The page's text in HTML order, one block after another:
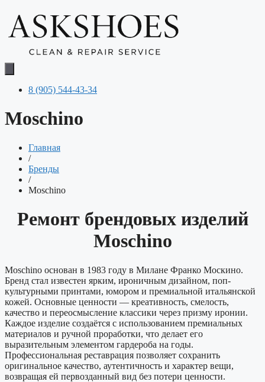
8 (905) 544-43-34
Moschino
Главная
/
Бренды
/
Moschino
Ремонт брендовых изделий
Moschino
Moschino основан в 1983 году в Милане Франко Москино.
Бренд стал известен ярким, ироничным дизайном, поп-
культурными принтами, юмором и премиальной итальянской
кожей. Основные ценности — креативность, смелость,
качество и переосмысление классики через призму иронии.
Каждое изделие создаётся с использованием премиальных
материалов и ручной проработки, что делает его
выразительным элементом гардероба на годы.
Профессиональная реставрация позволяет сохранить
оригинальное качество, аутентичность и характер вещи,
возвращая ей первозданный вид без потери ценности.